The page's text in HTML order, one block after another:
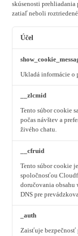
skúsenosti prehliadania
zatiaľ neboli
Účel
Ukladá informácie o
__zlcmid
Tento súbor cookie
počas návštev a
živého chatu.
__cfruid
Tento súbor cookie
spoločnosťou
doručovania
DNS pre
_auth
Zaisťuje bezpečnosť